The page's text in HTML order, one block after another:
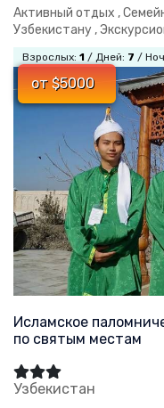
Активный отдых ,
Узбекистану ,
Взрослых: 1 / Дней: 7 /
от $5000
Исламское
по святым местам
Узбекистан